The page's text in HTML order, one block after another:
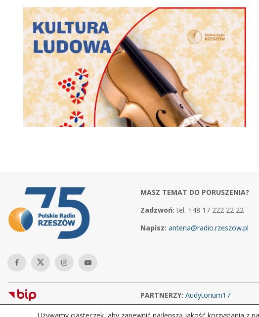
MASZ TEMAT DO PORUSZENIA?
Zadzwoń: tel. +48 17 222 22 22
Napisz: antena@radio.rzeszow.pl
PARTNERZY: Audytorium17